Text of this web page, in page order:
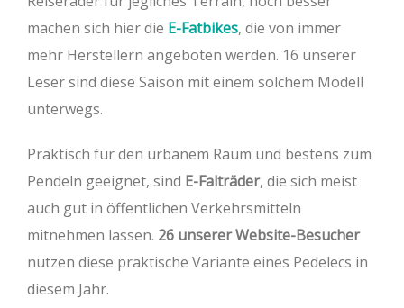
machen sich hier die E-Fatbikes, die von immer
mehr Herstellern angeboten werden. 16 unserer
Leser sind diese Saison mit einem solchem Modell
unterwegs.
Praktisch für den urbanem Raum und bestens zum
Pendeln geeignet, sind E-Falträder, die sich meist
auch gut in öffentlichen Verkehrsmitteln
mitnehmen lassen. 26 unserer Website-Besucher
nutzen diese praktische Variante eines Pedelecs in
diesem Jahr.